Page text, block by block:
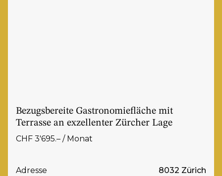
Bezugsbereite Gastronomiefläche mit
Terrasse an exzellenter Zürcher Lage
CHF 3'695.– / Monat
Adresse 8032 Zürich